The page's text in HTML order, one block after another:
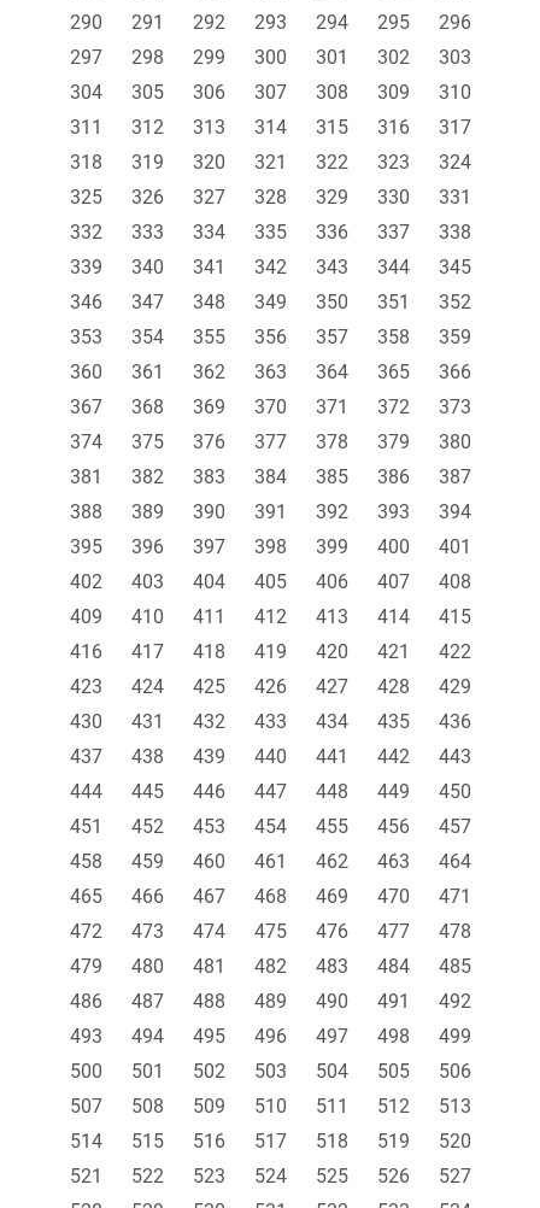
290
291 292 293 294 295
296
297
298 299 300 301 302
303
304
305 306 307 308 309
310
311
312 313 314 315 316
317
318
319 320 321 322 323
324
325
326 327 328 329 330
331
332
333 334 335 336 337
338
339
340 341 342 343 344
345
346
347 348 349 350 351
352
353
354 355 356 357 358
359
360
361 362 363 364 365
366
367
368 369 370 371 372
373
374
375 376 377 378 379
380
381
382 383 384 385 386
387
388
389 390 391 392 393
394
395
396 397 398 399 400
401
402
403 404 405 406 407
408
409
410 411 412 413 414
415
416
417 418 419 420 421
422
423
424 425 426 427 428
429
430
431 432 433 434 435
436
437
438 439 440 441 442
443
444
445 446 447 448 449
450
451
452 453 454 455 456
457
458
459 460 461 462 463
464
465
466 467 468 469 470
471
472
473 474 475 476 477
478
479
480 481 482 483 484
485
486
487 488 489 490 491
492
493
494 495 496 497 498
499
500
501 502 503 504 505
506
507
508 509 510 511 512
513
514
515 516 517 518 519
520
521
522 523 524 525 526
527